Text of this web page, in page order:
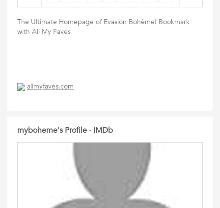
The Ultimate Homepage of Evasion Bohème! Bookmark
with All My Faves
allmyfaves.com
myboheme's Profile - IMDb